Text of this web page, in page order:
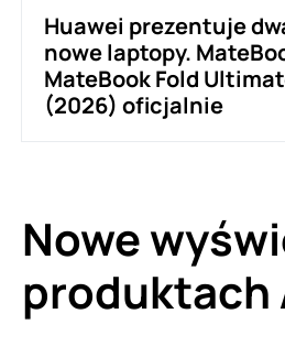
Huawei prezentuje
nowe laptopy.
MateBook Fold
(2026) oficjalnie
Nowe
produktach